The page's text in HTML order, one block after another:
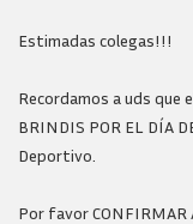
Estimadas colegas!!!
Recordamos a uds que
BRINDIS POR EL DÍA
Deportivo.
Por favor CONFIRMAR